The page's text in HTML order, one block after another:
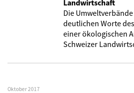
Landwirtschaft
Die
deutlichen Worte
einer ökologischen
Schweizer
Oktober 2017